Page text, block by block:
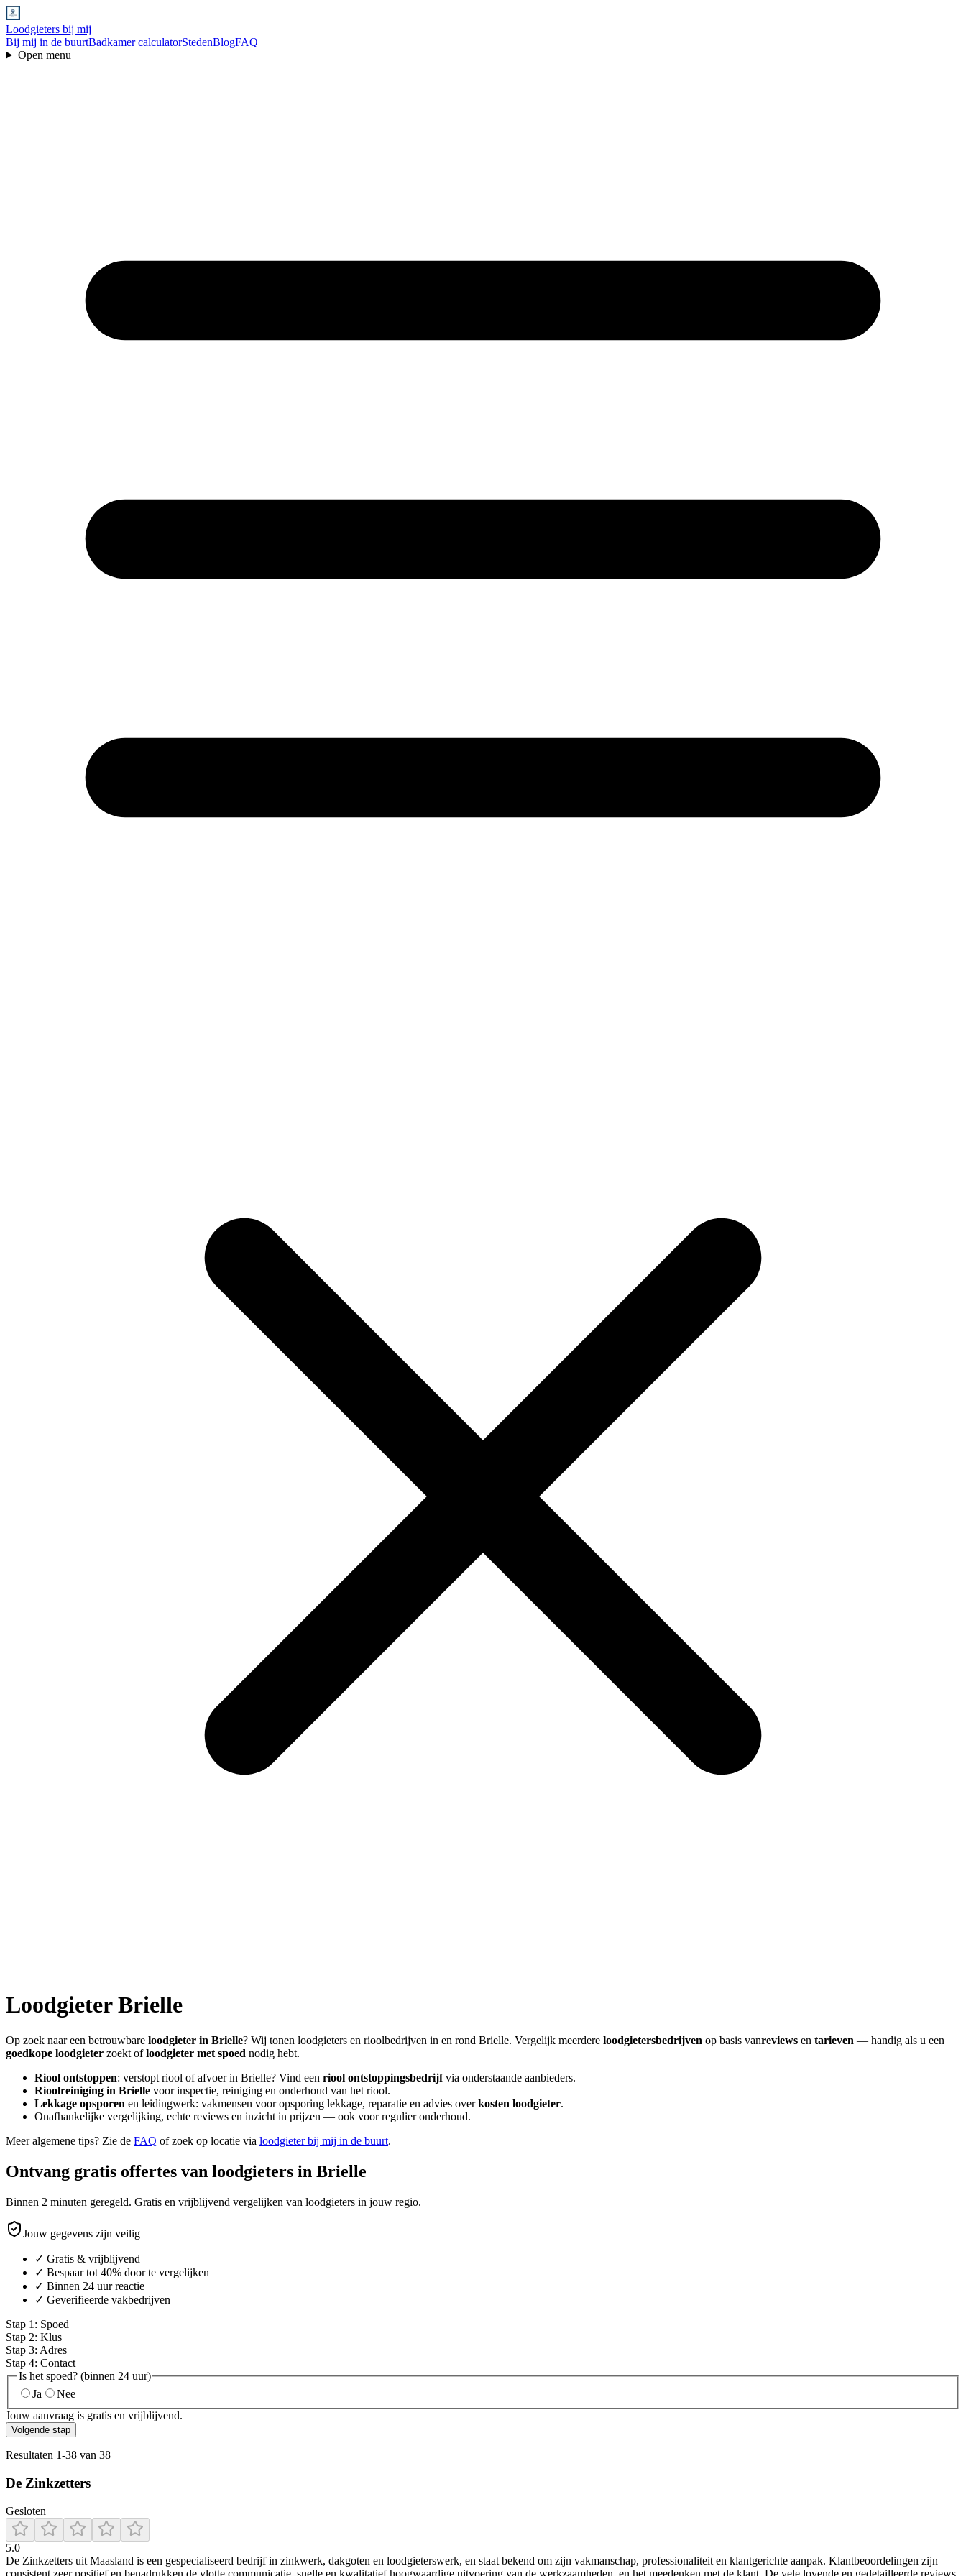
Loodgieters bij mij
Bij mij in de buurtBadkamer calculatorStedenBlogFAQ
Open menu
LoodgieterBrielle
Op zoek naar een betrouwbare loodgieter in Brielle? Wij tonen loodgieters en rioolbedrijven in en rond Brielle. Vergelijk meerdere loodgietersbedrijven op basis vanreviews en tarieven — handig als u een
goedkope loodgieter zoekt ofloodgieter met spoed nodig hebt.
Riool ontstoppen: verstopt riool of afvoer in Brielle? Vind een riool ontstoppingsbedrijfvia onderstaande aanbieders.
Rioolreiniging in Brielle voor inspectie, reiniging en onderhoud van het riool.
Lekkage opsporen en leidingwerk: vakmensen voor opsporing lekkage, reparatie en advies overkosten loodgieter.
Onafhankelijke vergelijking, echte reviews en inzicht in prijzen — ook voor regulier onderhoud.
Meer algemene tips? Zie de FAQ of zoek op locatie via loodgieter bij mij in de buurt.
Ontvang gratis offertes van loodgieters in Brielle
Binnen 2 minuten geregeld. Gratis en vrijblijvend vergelijken van loodgieters in jouw regio.
Jouw gegevens zijn veilig
✓ Gratis & vrijblijvend
✓ Bespaar tot 40% door te vergelijken
✓ Binnen 24 uur reactie
✓ Geverifieerde vakbedrijven
Stap 1 : Spoed
Stap 2: Klus
Stap 3: Adres
Stap 4: Contact
Is het spoed? (binnen 24 uur)
Ja
Nee
Jouw aanvraag is gratis en vrijblijvend.
Volgende stap
Resultaten 1-38 van 38
De Zinkzetters
Gesloten
5.0
De Zinkzetters uit Maasland is een gespecialiseerd bedrijf in zinkwerk, dakgoten en loodgieterswerk, en staat bekend om zijn vakmanschap, professionaliteit en klantgerichte aanpak. Klantbeoordelingen zijn
consistent zeer positief en benadrukken de vlotte communicatie, snelle en kwalitatief hoogwaardige uitvoering van de werkzaamheden, en het meedenken met de klant. De vele lovende en gedetailleerde reviews